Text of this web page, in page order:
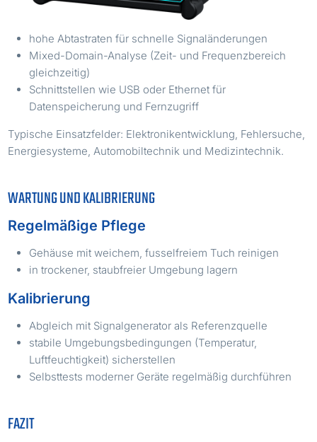
hohe Abtastraten für schnelle Signaländerungen
Mixed-Domain-Analyse (Zeit- und Frequenzbereich
gleichzeitig)
Schnittstellen wie USB oder Ethernet für
Datenspeicherung und Fernzugriff
Typische Einsatzfelder: Elektronikentwicklung, Fehlersuche,
Energiesysteme, Automobiltechnik und Medizintechnik.
WARTUNG UND KALIBRIERUNG
Regelmäßige Pflege
Gehäuse mit weichem, fusselfreiem Tuch reinigen
in trockener, staubfreier Umgebung lagern
Kalibrierung
Abgleich mit Signalgenerator als Referenzquelle
stabile Umgebungsbedingungen (Temperatur,
Luftfeuchtigkeit) sicherstellen
Selbsttests moderner Geräte regelmäßig durchführen
FAZIT